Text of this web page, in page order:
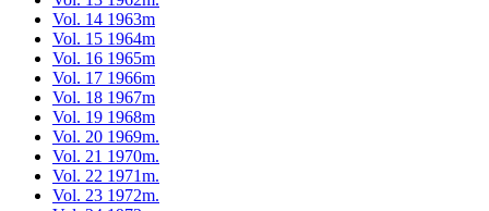
Vol. 14 1963m
Vol. 15 1964m
Vol. 16 1965m
Vol. 17 1966m
Vol. 18 1967m
Vol. 19 1968m
Vol. 20 1969m.
Vol. 21 1970m.
Vol. 22 1971m.
Vol. 23 1972m.